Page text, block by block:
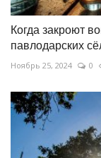
Когда закроют
павлодарских
Ноябрь 25, 2024 0